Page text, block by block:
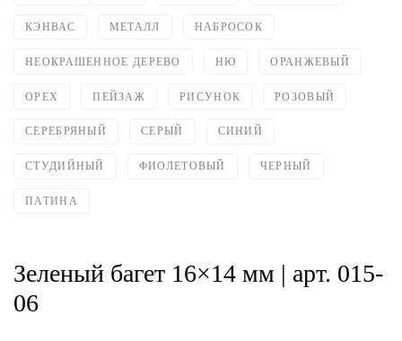
КЭНВАС МЕТАЛЛ НАБРОСОК
НЕОКРАШЕННОЕ ДЕРЕВО НЮ ОРАНЖЕВЫЙ
ОРЕХ ПЕЙЗАЖ РИСУНОК РОЗОВЫЙ
СЕРЕБРЯНЫЙ СЕРЫЙ СИНИЙ
СТУДИЙНЫЙ ФИОЛЕТОВЫЙ ЧЕРНЫЙ
ПАТИНА
Зеленый багет 16×14 мм | арт. 015-
06